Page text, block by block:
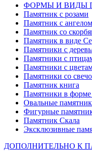
ФОРМЫ И ВИДЫ
Памятник с розами
Памятник с ангелом
Памятник со
Памятник в виде
Памятники с
Памятники с
Памятники с
Памятники со
Памятник книга
Памятники в
Овальные
Фигурные
Памятник Скала
Эксклюзивные
ДОПОЛНИТЕЛЬНО К